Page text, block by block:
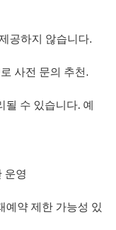
공하지 않습니다.
사전 문의 추천.
수 있습니다. 예
운영
예약 제한 가능성 있